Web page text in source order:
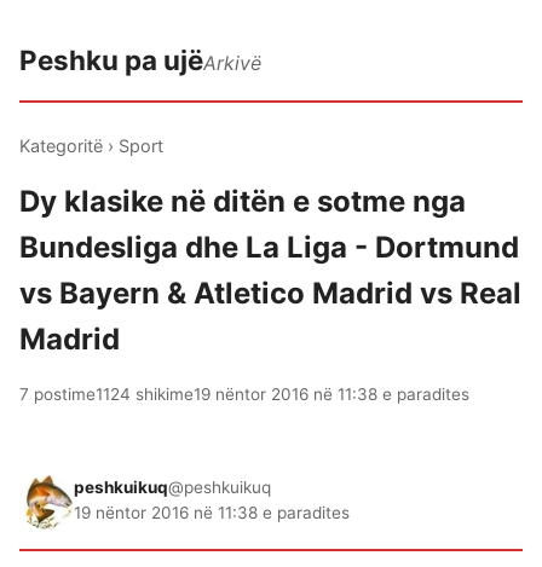
Peshku pa ujëArkivë
Kategoritë › Sport
Dy klasike në ditën e sotme nga
Bundesliga dhe La Liga - Dortmund
vs Bayern & Atletico Madrid vs Real
Madrid
7 postime1124 shikime19 nëntor 2016 në 11:38 e paradites
peshkuikuq@peshkuikuq
19 nëntor 2016 në 11:38 e paradites